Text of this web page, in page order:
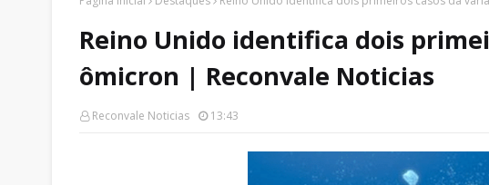
Reino Unido identifica dois
ômicron | Reconvale Noticias
Reconvale Noticias 13:43